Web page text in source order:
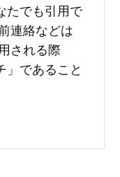
たでも引用で
連絡などは
される際
」であること